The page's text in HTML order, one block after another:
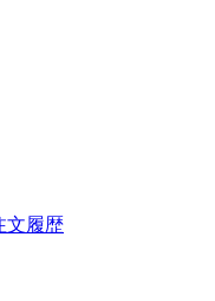
文履歴